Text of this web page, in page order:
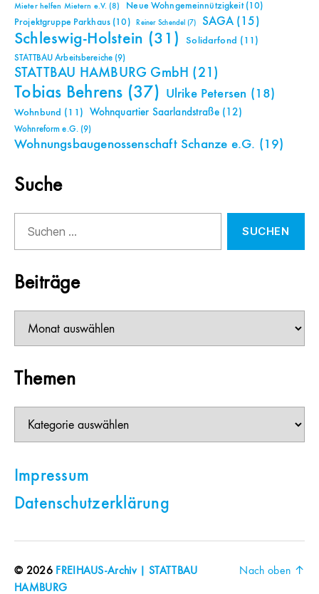
Mieter helfen Mietern e.V. (8) Neue Wohngemeinnützigkeit(10)
Projektgruppe Parkhaus (10) Reiner Schendel (7) SAGA(15)
Schleswig-Holstein (31) Solidarfond (11)
STATTBAU Arbeitsbereiche (9)
STATTBAU HAMBURG GmbH (21)
Tobias Behrens (37) Ulrike Petersen (18)
Wohnbund (11) Wohnquartier Saarlandstraße(12)
Wohnreform e.G.(9)
Wohnungsbaugenossenschaft Schanze e.G. (19)
Suche
nach:
Beiträge
Themen
Impressum
Datenschutzerklärung
© 2026 FREIHAUS-Archiv | STATTBAU
HAMBURG
Nach oben ↑